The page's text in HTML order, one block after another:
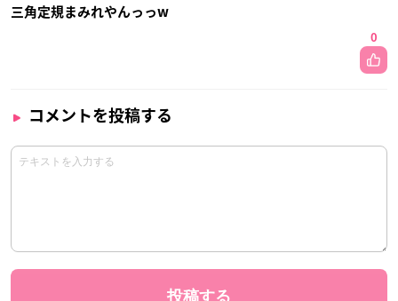
三角定規まみれやんっっw
0
コメントを投稿する